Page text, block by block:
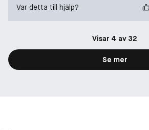
Var detta till hjälp?
Visar 4 av 32
Se mer